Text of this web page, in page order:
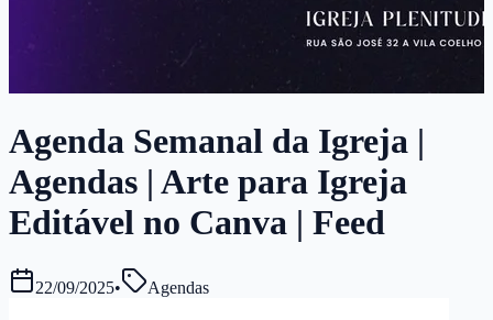
Agenda Semanal da Igreja |
Agendas | Arte para Igreja
Editável no Canva | Feed
22/09/2025• Agendas